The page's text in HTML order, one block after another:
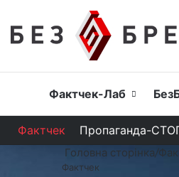
Головна
Фактчек-Лаб
Фактчек Пропаганда-
Головна сторінка/
Фактчек